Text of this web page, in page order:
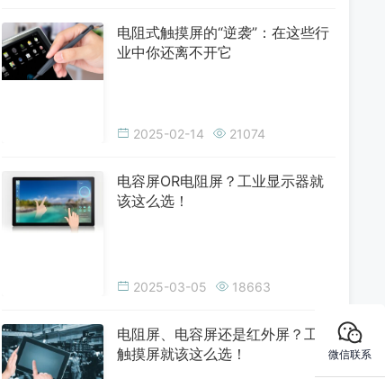
电阻式触摸屏的“逆袭”：在这些行
业中你还离不开它
2025-02-14 21074
电容屏OR电阻屏？工业显示器就
该这么选！
2025-03-05 18663
电阻屏、电容屏还是红外屏？工业
触摸屏就该这么选！
微信联系